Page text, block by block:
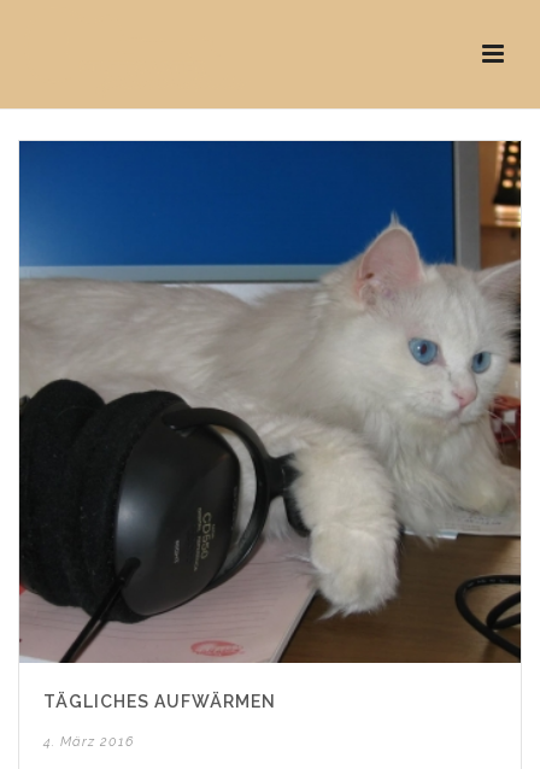
TÄGLICHES AUFWÄRMEN
4. März 2016